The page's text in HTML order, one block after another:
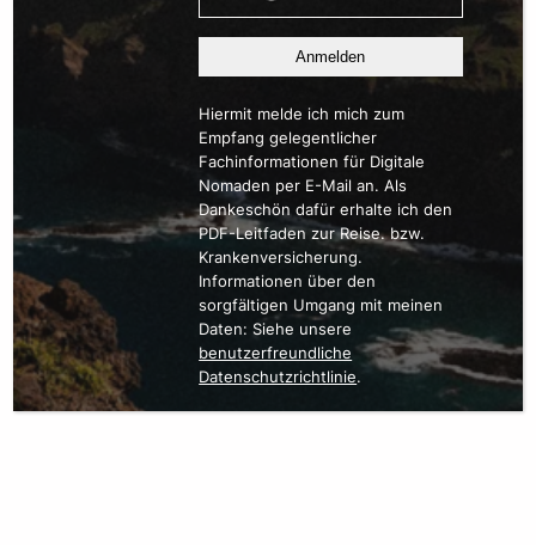
Anmelden
Hiermit melde ich mich zum
Empfang gelegentlicher
Fachinformationen für Digitale
Nomaden per E-Mail an. Als
Dankeschön dafür erhalte ich den
PDF-Leitfaden zur Reise. bzw.
Krankenversicherung.
Informationen über den
sorgfältigen Umgang mit meinen
Daten: Siehe unsere
benutzerfreundliche
Datenschutzrichtlinie.